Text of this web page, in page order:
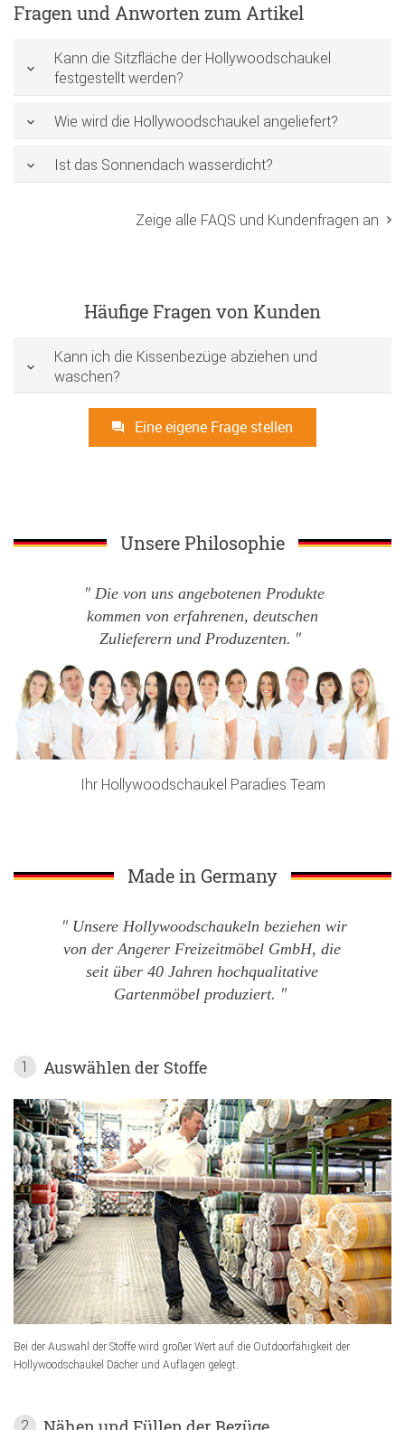
Fragen und Anworten zum Artikel
Kann die Sitzfläche der Hollywoodschaukel
festgestellt werden?
Wie wird die Hollywoodschaukel angeliefert?
Ist das Sonnendach wasserdicht?
Zeige alle FAQS und Kundenfragen an
Häufige Fragen von Kunden
Kann ich die Kissenbezüge abziehen und
waschen?
Eine eigene Frage stellen
Unsere Philosophie
Die von uns angebotenen Produkte
kommen von erfahrenen, deutschen
Zulieferern und Produzenten.
Ihr Hollywoodschaukel Paradies Team
Made in Germany
Unsere Hollywoodschaukeln beziehen wir
von der Angerer Freizeitmöbel GmbH, die
seit über 40 Jahren hochqualitative
Gartenmöbel produziert.
1 Auswählen der Stoffe
Bei der Auswahl der Stoffe wird großer Wert auf die Outdoorfähigkeit der
Hollywoodschaukel Dächer und Auflagen gelegt.
2